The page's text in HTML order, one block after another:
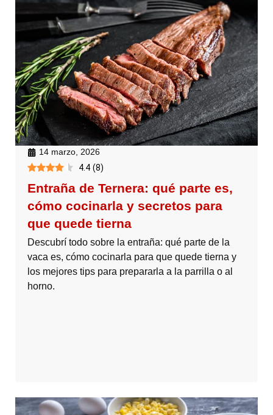
14 marzo, 2026
4.4 (8)
Entraña de Ternera: qué parte es,
cómo cocinarla y secretos para
que quede tierna
Descubrí todo sobre la entraña: qué parte de la
vaca es, cómo cocinarla para que quede tierna y
los mejores tips para prepararla a la parrilla o al
horno.